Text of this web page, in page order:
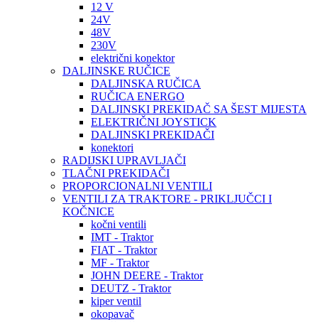
12 V
24V
48V
230V
električni konektor
DALJINSKE RUČICE
DALJINSKA RUČICA
RUČICA ENERGO
DALJINSKI PREKIDAČ SA ŠEST MIJESTA
ELEKTRIČNI JOYSTICK
DALJINSKI PREKIDAČI
konektori
RADIJSKI UPRAVLJAČI
TLAČNI PREKIDAČI
PROPORCIONALNI VENTILI
VENTILI ZA TRAKTORE - PRIKLJUČCI I
KOČNICE
kočni ventili
IMT - Traktor
FIAT - Traktor
MF - Traktor
JOHN DEERE - Traktor
DEUTZ - Traktor
kiper ventil
okopavač